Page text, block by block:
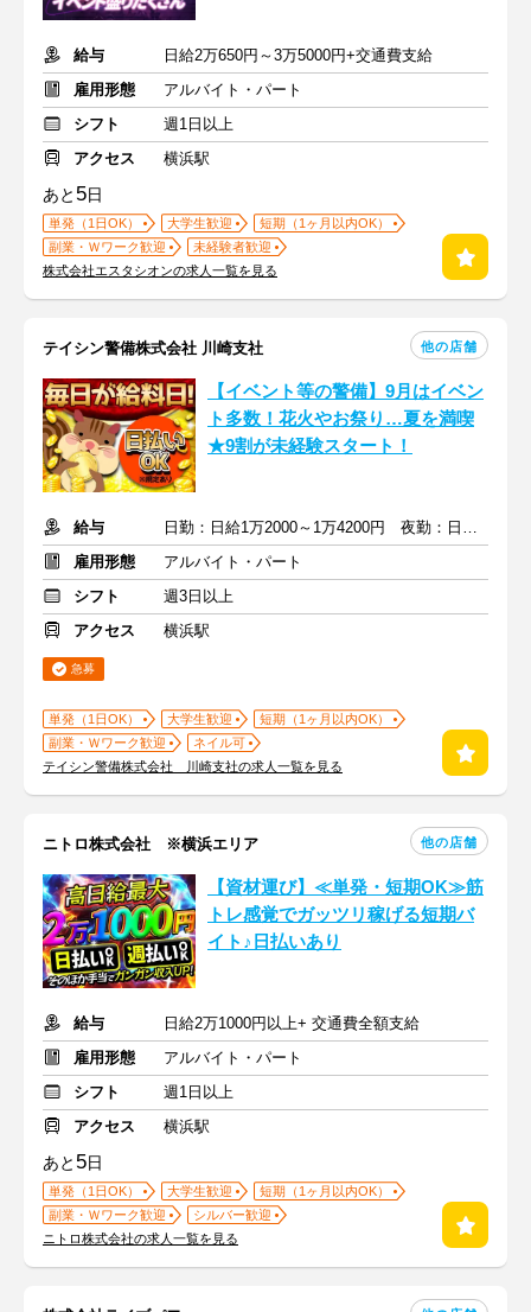
給与
日給2万650円～3万5000円+交通費支給
雇用形態
アルバイト・パート
シフト
週1日以上
アクセス
横浜駅
あと 5日
単発（1日OK） 大学生歓迎
短期（1ヶ月以内OK）
副業・Ｗワーク歓迎
未経験者歓迎
株式会社エスタシオンの求人一覧を見る
テイシン警備株式会社 川崎支社 他の店舗
【イベント等の警備】9月はイベン
ト多数！花火やお祭り…夏を満喫
★9割が未経験スタート！
給与
日勤：日給1万2000～1万4200円 夜勤：日給1万3500～1万5700円
雇用形態
アルバイト・パート
シフト
週3日以上
アクセス
横浜駅
急募
単発（1日OK） 大学生歓迎
短期（1ヶ月以内OK）
副業・Ｗワーク歓迎
ネイル可
テイシン警備株式会社 川崎支社の求人一覧を見る
ニトロ株式会社 ※横浜エリア 他の店舗
【資材運び】≪単発・短期OK≫筋
トレ感覚でガッツリ稼げる短期バ
イト♪日払いあり
給与
日給2万1000円以上+ 交通費全額支給
雇用形態
アルバイト・パート
シフト
週1日以上
アクセス
横浜駅
あと 5日
単発（1日OK） 大学生歓迎
短期（1ヶ月以内OK）
副業・Ｗワーク歓迎
シルバー歓迎
ニトロ株式会社の求人一覧を見る